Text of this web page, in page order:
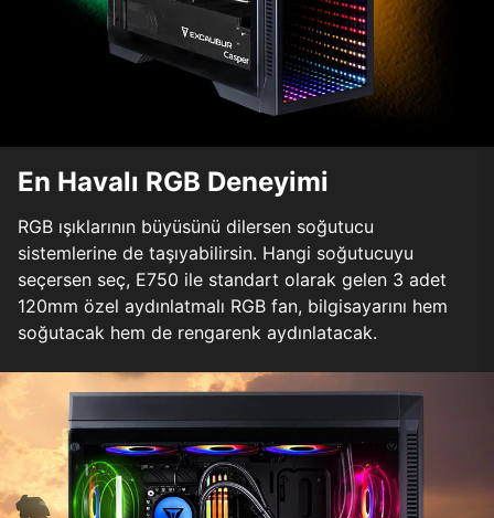
En Havalı RGB Deneyimi
RGB ışıklarının büyüsünü dilersen soğutucu
sistemlerine de taşıyabilirsin. Hangi soğutucuyu
seçersen seç, E750 ile standart olarak gelen 3 adet
120mm özel aydınlatmalı RGB fan, bilgisayarını hem
soğutacak hem de rengarenk aydınlatacak.